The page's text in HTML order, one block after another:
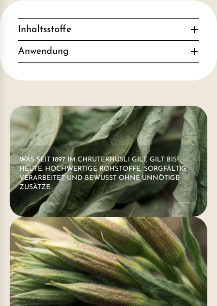
Inhaltsstoffe
Anwendung
WAS SEIT 1897 IM CHRÜTERHÜSLI GILT, GILT BIS
HEUTE. HOCHWERTIGE ROHSTOFFE, SORGFÄLTIG
VERARBEITET UND BEWUSST OHNE UNNÖTIGE
ZUSÄTZE.